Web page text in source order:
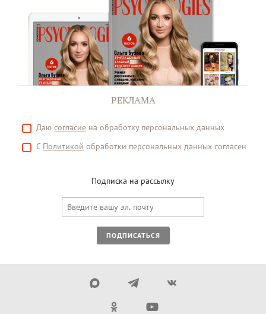
РЕКЛАМА
Даю согласие на обработку персональных данных
С Политикой обработки персональных данных согласен
Подписка на рассылку
ПОДПИСАТЬСЯ